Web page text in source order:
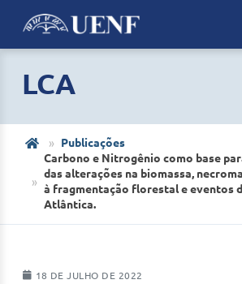
LCA
Publicações
Carbono e Nitrogênio como base
das alterações na biomassa,
à fragmentação florestal e eventos
Atlântica.
18 DE JULHO DE 2022